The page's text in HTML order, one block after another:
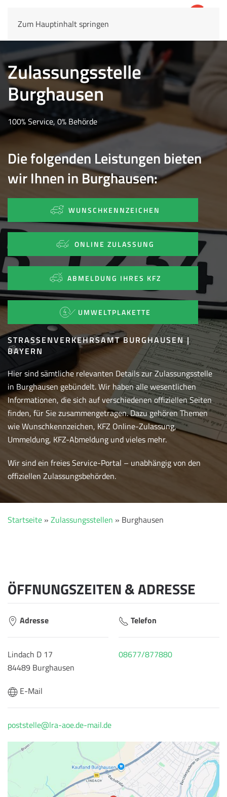
Zum Hauptinhalt springen
Zulassungsstelle
Burghausen
100% Service, 0% Behörde
Die folgenden Leistungen bieten
wir Ihnen in Burghausen:
WUNSCHKENNZEICHEN
ONLINE ZULASSUNG
ABMELDUNG IHRES KFZ
UMWELTPLAKETTE
STRASSENVERKEHRSAMT BURGHAUSEN | B
AYERN
Hier sind sämtliche relevanten Details zur Zulassungsstelle
in Burghausen gebündelt. Wir haben alle wesentlichen
Informationen, die sich auf verschiedenen offiziellen Seiten
finden, für Sie zusammengetragen. Dazu gehören Themen
wie Wunschkennzeichen, KFZ Online-Zulassung,
Ummeldung, KFZ-Abmeldung und vieles mehr.
Wir sind ein freies Service-Portal – unabhängig von den
offiziellen Zulassungsbehörden.
Startseite » Zulassungsstellen » Burghausen
ÖFFNUNGSZEITEN & ADRESSE
Adresse
Lindach D 17
84489 Burghausen
Telefon
08677/877880
E-Mail
poststelle@lra-aoe.de-mail.de